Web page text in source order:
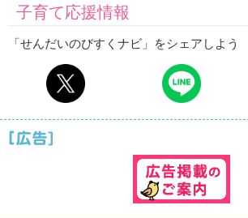
子育て応援情報
「せんだいのびすくナビ」をシェアしよう